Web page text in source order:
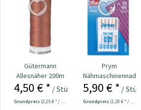
Gütermann
Allesnäher 200m
Fb. 847 -
terrakotta
4,50 € * / Stück
Grundpreis (2,25 € * / 100 Meter)
Prym
Nähmaschinennadeln
130/705 Jersey
5,90 € * / Stück
Grundpreis (1,18 € * / 1 Stück)